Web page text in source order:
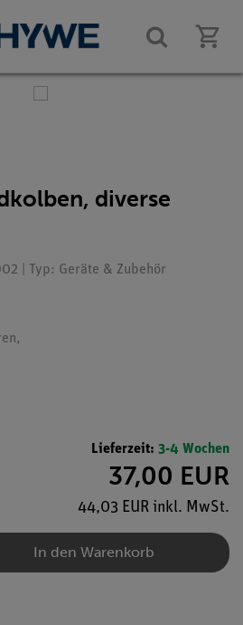
diverse
| Typ: Geräte & Zubehör
Lieferzeit: 3-4 Wochen
37,00 EUR
44,03 EUR inkl. MwSt.
In den Warenkorb